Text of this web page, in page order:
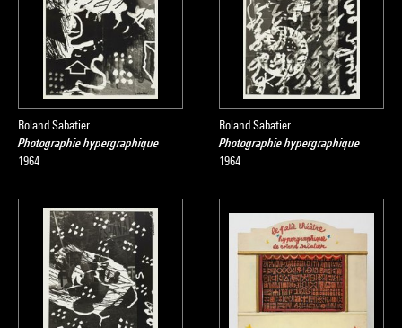
Roland Sabatier
Photographie hypergraphique
1964
Roland Sabatier
Photographie hypergraphique
1964